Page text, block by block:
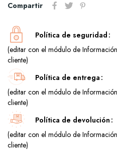
Compartir
Política de seguridad
(editar con el módulo de
cliente)
Política de entrega
(editar con el módulo de
cliente)
Política de devolución
(editar con el módulo de
cliente)